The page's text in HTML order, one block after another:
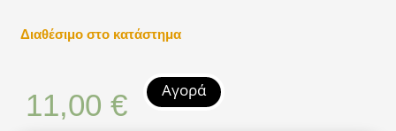
Διαθέσιμο στο κατάστημα
11,00€ Αγορά